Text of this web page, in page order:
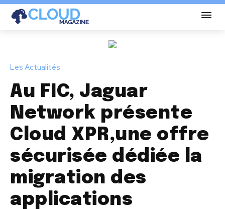
Les Actualités
Au FIC, Jaguar
Network présente
Cloud XPR,une offre
sécurisée dédiée la
migration des
applications